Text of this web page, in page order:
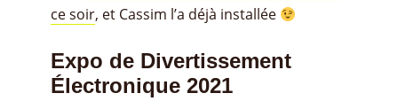
ce soir, et Cassim l’a déjà installée
Expo de Divertissement
Électronique 2021